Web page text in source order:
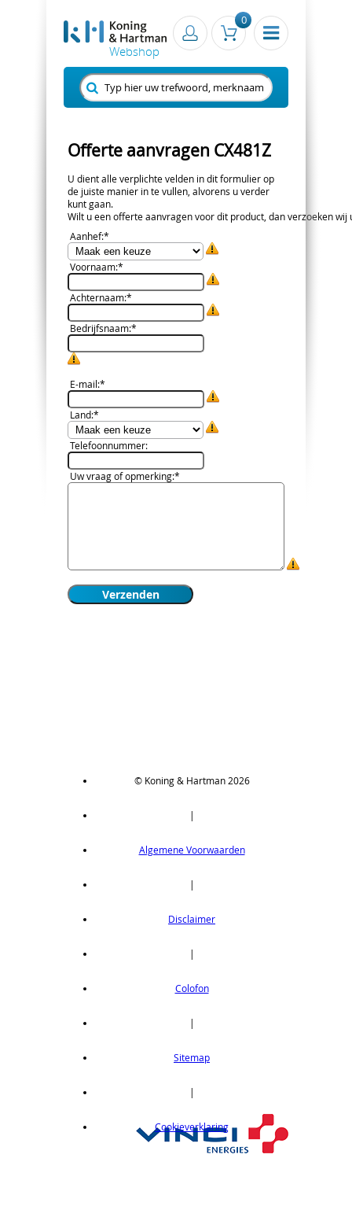
0
Offerte aanvragen CX481Z
U dient alle verplichte velden in dit formulier op
de juiste manier in te vullen, alvorens u verder
kunt gaan.
Wilt u een offerte aanvragen voor dit product, dan verzoeken
Aanhef:*
Voornaam:*
Achternaam:*
Bedrijfsnaam:*
E-mail:*
Land:*
Telefoonnummer:
Uw vraag of opmerking:*
© Koning & Hartman 2026
|
Algemene Voorwaarden
|
Disclaimer
|
Colofon
|
Sitemap
|
Cookieverklaring